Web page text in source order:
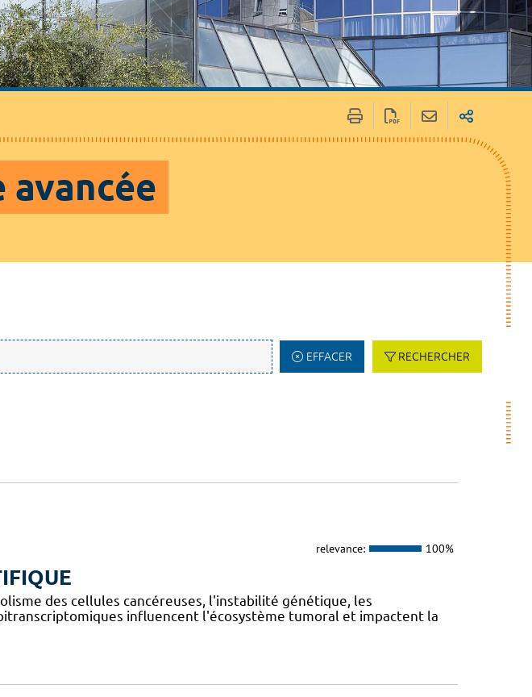
avancée
EFFACER RECHERCHER
relevance: 100%
des cellules cancéreuses, l'instabilité génétique, les
influencent l'écosystème tumoral et impactent la